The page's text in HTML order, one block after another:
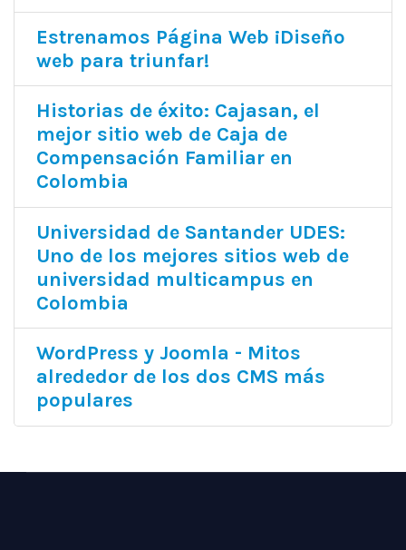
Estrenamos Página Web ¡Diseño
web para triunfar!
Historias de éxito: Cajasan, el
mejor sitio web de Caja de
Compensación Familiar en
Colombia
Universidad de Santander UDES:
Uno de los mejores sitios web de
universidad multicampus en
Colombia
WordPress y Joomla - Mitos
alrededor de los dos CMS más
populares